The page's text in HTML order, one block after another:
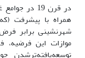
در قرن 19
همراه با پیشرفت
شهرنشینی برابر
موازات ‌این
توسعه‌یافته‌ترشدن